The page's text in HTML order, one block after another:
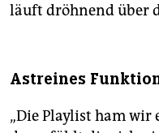
läuft dröhnend über
Astreines
„Die Playlist ham